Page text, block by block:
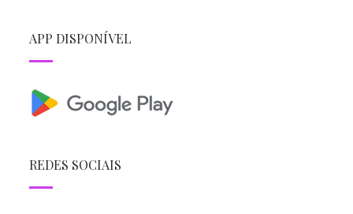
APP DISPONÍVEL
REDES SOCIAIS